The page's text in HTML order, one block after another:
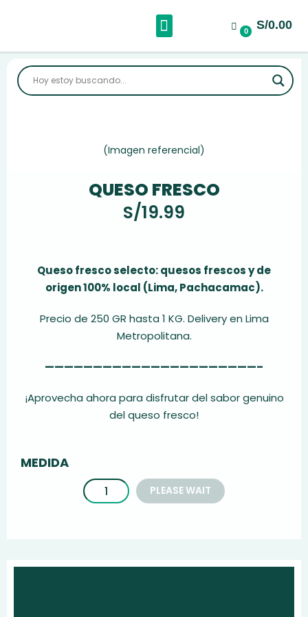
0 S/0.00
(Imagen referencial)
QUESO FRESCO
S/19.99
Queso fresco selecto: quesos frescos y de
origen 100% local (Lima, Pachacamac).
Precio de 250 GR hasta 1 KG. Delivery en Lima
Metropolitana.
——————————————————————–
¡Aprovecha ahora para disfrutar del sabor genuino
del queso fresco!
MEDIDA
PLEASE WAIT